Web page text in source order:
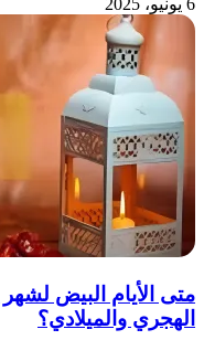
6 يونيو، 2025
الهجري والميلادي؟